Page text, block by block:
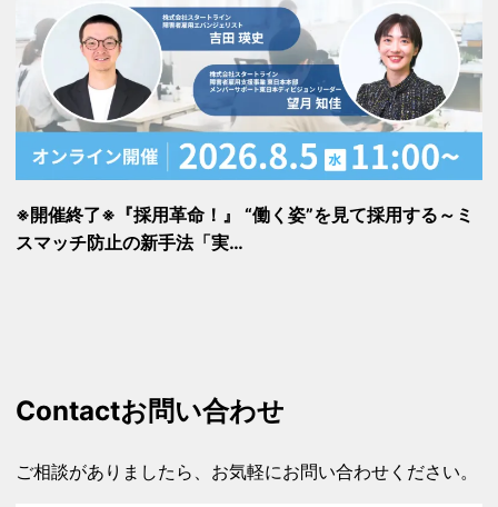
※開催終了※『採用革命！』 “働く姿”を見て採用する～ミ
スマッチ防止の新手法「実…
Contactお問い合わせ
ご相談がありましたら、お気軽にお問い合わせください。